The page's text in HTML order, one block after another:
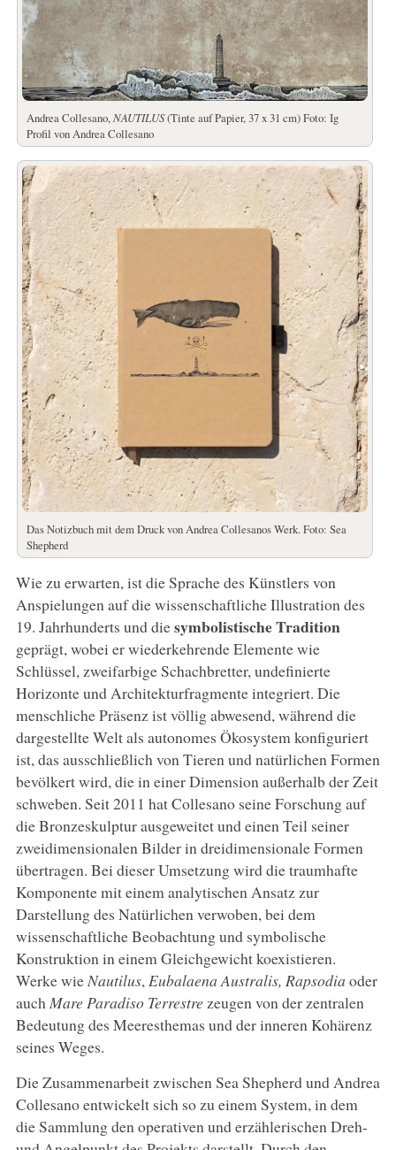
Andrea Collesano,NAUTILUS(Tinte auf Papier, 37 x 31 cm) Foto: Ig
Profil von Andrea Collesano
Das Notizbuch mit dem Druck von Andrea Collesanos Werk. Foto: Sea
Shepherd
Wie zu erwarten, ist die Sprache des Künstlers von
Anspielungen auf die wissenschaftliche Illustration des
19. Jahrhunderts und diesymbolistischeTradition
geprägt, wobei er wiederkehrende Elemente wie
Schlüssel, zweifarbige Schachbretter, undefinierte
Horizonte und Architekturfragmente integriert. Die
menschliche Präsenz ist völlig abwesend, während die
dargestellte Welt als autonomes Ökosystem konfiguriert
ist, das ausschließlich von Tieren und natürlichen Formen
bevölkert wird, die in einer Dimension außerhalb der Zeit
schweben. Seit 2011 hat Collesano seine Forschung auf
die Bronzeskulptur ausgeweitet und einen Teil seiner
zweidimensionalen Bilder in dreidimensionale Formen
übertragen. Bei dieser Umsetzung wird die traumhafte
Komponente mit einem analytischen Ansatz zur
Darstellung des Natürlichen verwoben, bei dem
wissenschaftliche Beobachtung und symbolische
Konstruktion in einem Gleichgewicht koexistieren.
Werke wieNautilus,Eubalaena Australis, Rapsodia oder
auchMare Paradiso Terrestrezeugen von der zentralen
Bedeutung des Meeresthemas und der inneren Kohärenz
seines Weges.
Die Zusammenarbeit zwischen Sea Shepherd und Andrea
Collesano entwickelt sich so zu einem System, in dem
die Sammlung den operativen und erzählerischen Dreh-